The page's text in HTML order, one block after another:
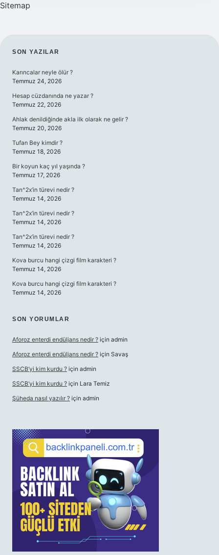
Sitemap
SIDEBAR
SON YAZILAR
Karıncalar neyle ölür ?
Temmuz 24, 2026
Hesap cüzdanında ne yazar ?
Temmuz 22, 2026
Ahlak denildiğinde akla ilk olarak ne gelir ?
Temmuz 20, 2026
Tufan Bey kimdir ?
Temmuz 18, 2026
Bir koyun kaç yıl yaşında ?
Temmuz 17, 2026
Tan^2x’in türevi nedir ?
Temmuz 14, 2026
Tan^2x’in türevi nedir ?
Temmuz 14, 2026
Tan^2x’in türevi nedir ?
Temmuz 14, 2026
Kova burcu hangi çizgi film karakteri ?
Temmuz 14, 2026
Kova burcu hangi çizgi film karakteri ?
Temmuz 14, 2026
SON YORUMLAR
Aforoz enterdi endüljans nedir ? için admin
Aforoz enterdi endüljans nedir ? için Savaş
SSCB’yi kim kurdu ? için admin
SSCB’yi kim kurdu ? için Lara Temiz
Şüheda nasıl yazılır ? için admin